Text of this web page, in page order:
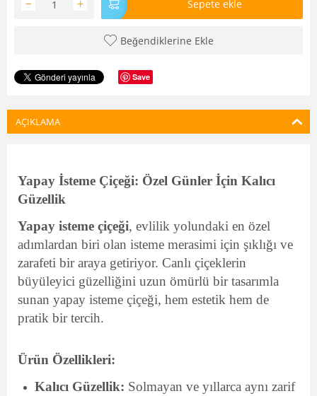
+
− Sepete ekle
Beğendiklerine Ekle
Save
AÇIKLAMA
Yapay İsteme Çiçeği: Özel Günler İçin Kalıcı
Güzellik
Yapay isteme çiçeği, evlilik yolundaki en özel
adımlardan biri olan isteme merasimi için şıklığı ve
zarafeti bir araya getiriyor. Canlı çiçeklerin
büyüleyici güzelliğini uzun ömürlü bir tasarımla
sunan yapay isteme çiçeği, hem estetik hem de
pratik bir tercih.
Ürün Özellikleri:
Kalıcı Güzellik: Solmayan ve yıllarca aynı zarif